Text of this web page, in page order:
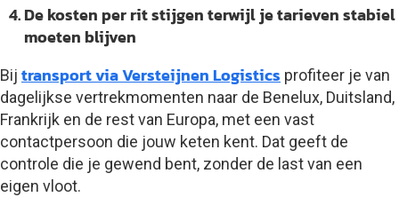
De kosten per rit stijgen terwijl je tarieven stabiel
moeten blijven
Bij transport via Versteijnen Logistics profiteer je van
dagelijkse vertrekmomenten naar de Benelux, Duitsland,
Frankrijk en de rest van Europa, met een vast
contactpersoon die jouw keten kent. Dat geeft de
controle die je gewend bent, zonder de last van een
eigen vloot.